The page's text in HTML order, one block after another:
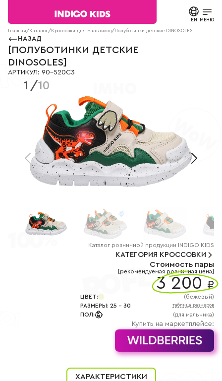
EN МЕНЮ
КАТАЛОГ
О БРЕНДЕ
СТАТЬИ
ПАРТНЕРАМ
МАГАЗИНЫ
+7
(800)
РЕГИСТРАЦИЯ
сообщения
Согласие на
обработку
персональных
данных.
Политика
конфиденциальности
все
заполнению
СВЯЗАТЬСЯ С НАМИ
90-520C3
Главная / Каталог/ Кроссовки для мальчиков/ Полуботинки детские DINOSOLES
НАЗАД
ПОЛУБОТИНКИ ДЕТСКИЕ
DINOSOLES
АРТИКУЛ : 90-520C3
1 /10
Каталог розничной продукции INDIGO KIDS
КАТЕГОРИЯ КРОССОВКИ
Стоимость пары
[рекомендуемая розничная цена]
3 200 ₽
ЦВЕТ: (бежевый)
РАЗМЕРЫ: 25 - 30 таблица размеров
ПОЛ: (для мальчика)
Купить на маркетплейсе:
ХАРАКТЕРИСТИКИ